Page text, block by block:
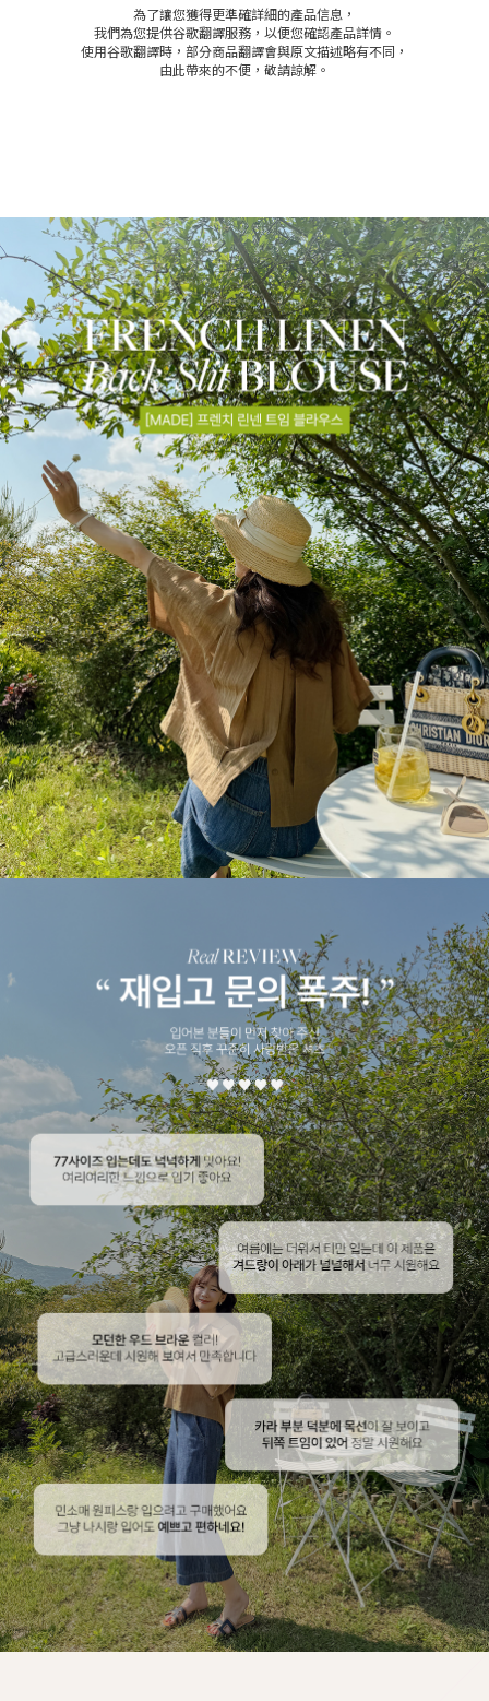
為了讓您獲得更準確詳細的產品信息，
我們為您提供谷歌翻譯服務，以便您確認產品詳情。
使用谷歌翻譯時，部分商品翻譯會與原文描述略有不同，
由此帶來的不便，敬請諒解。